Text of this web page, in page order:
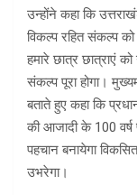
उन्होंने कहा कि
विकल्प रहित संकल्प को
हमारे छात्र छात्राएं को
संकल्प पूरा होगा।
बताते हुए कहा कि
की आजादी के 100 वर्ष
पहचान बनायेगा
उभरेगा।